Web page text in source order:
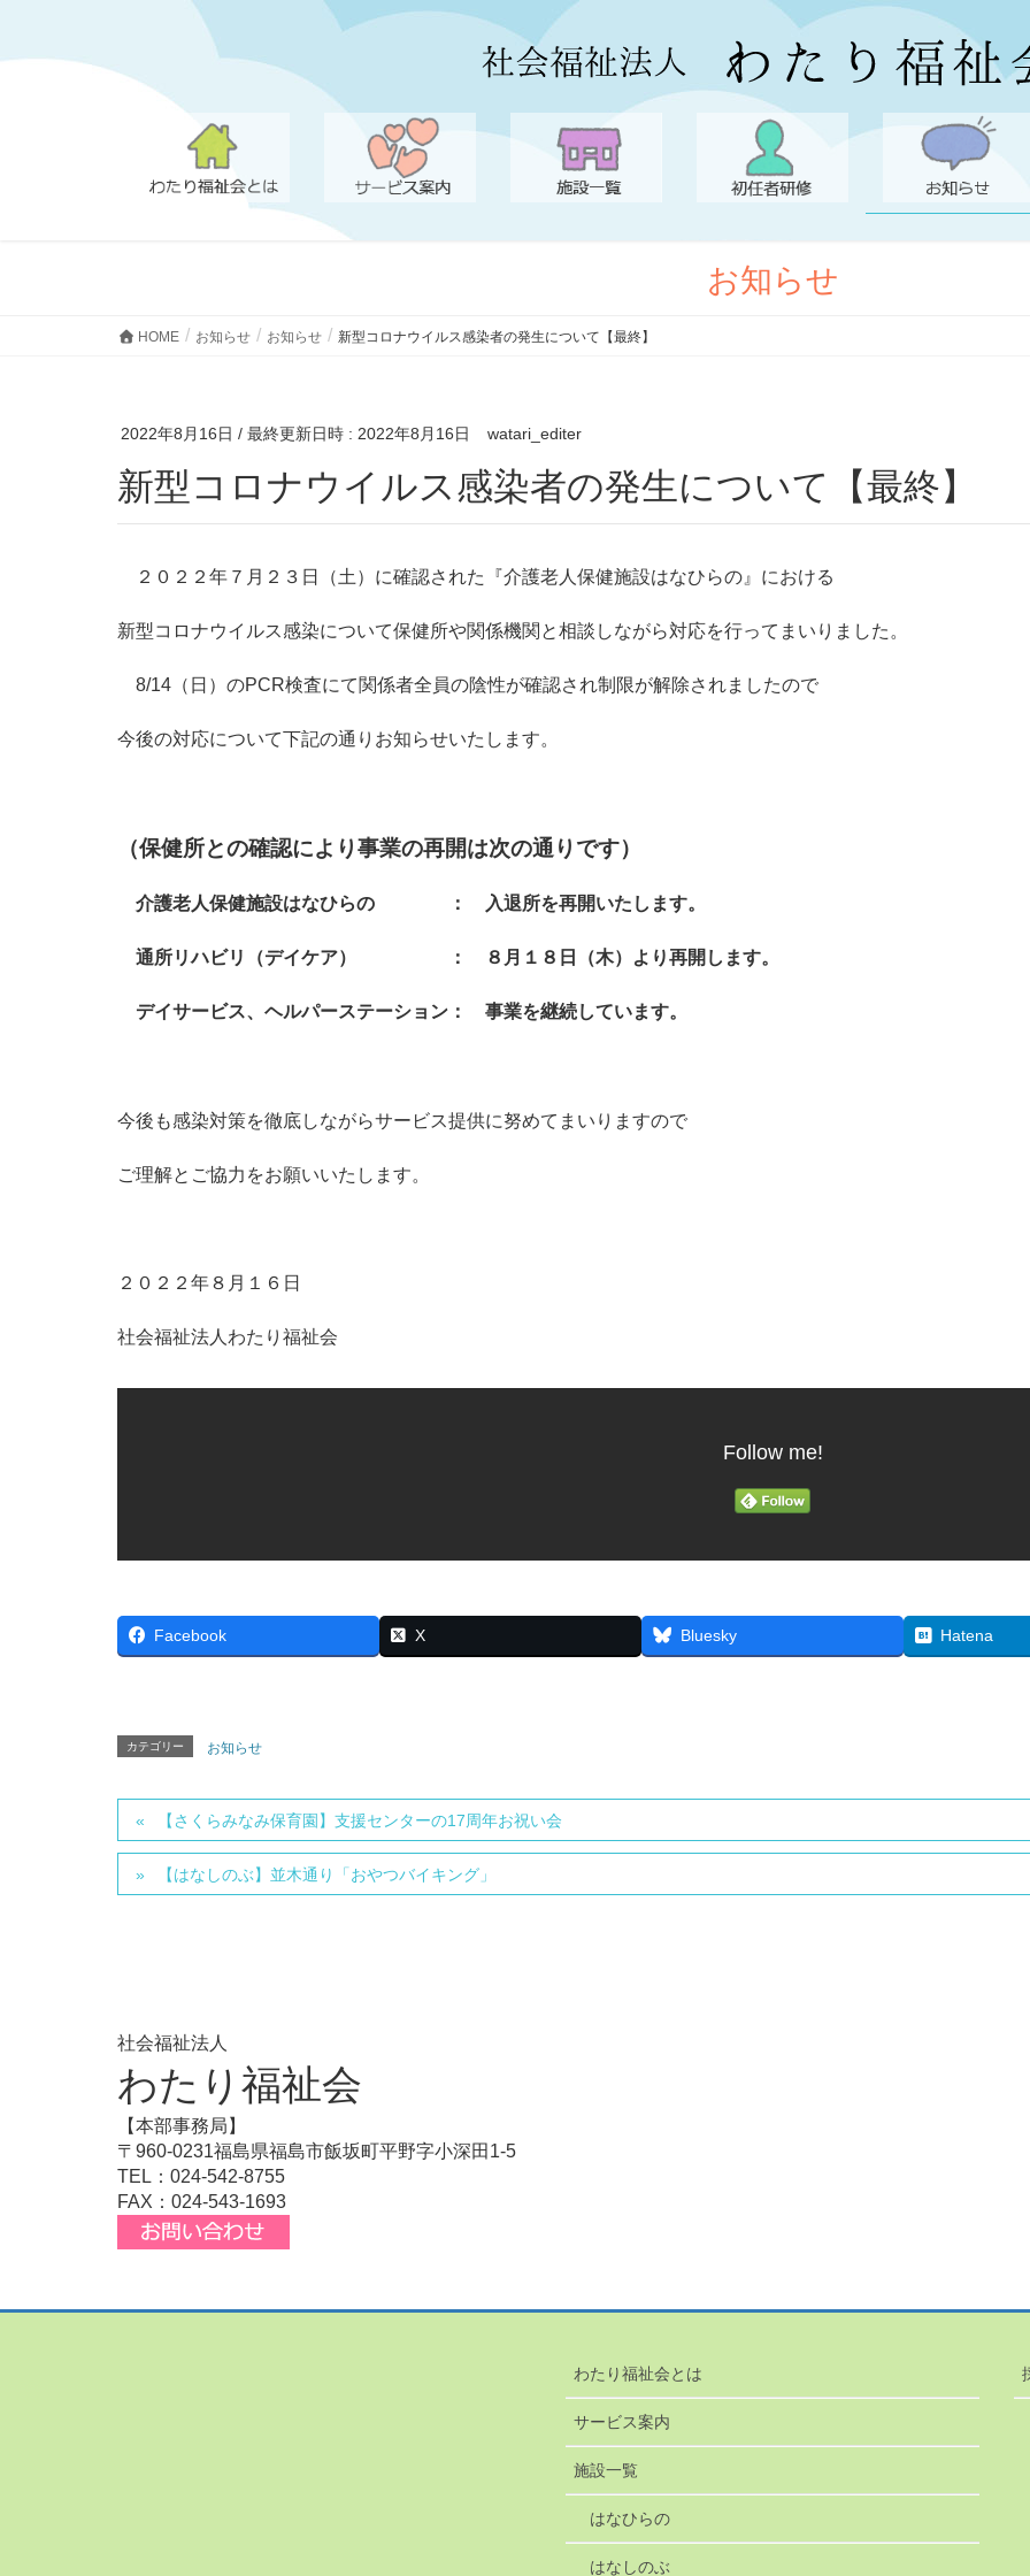
お知らせ
HOME お知らせ お知らせ 新型コロナウイルス感染者の発生について【最終】
2022年8月16日 / 最終更新日時 : 2022年8月16日 watari_editer
新型コロナウイルス感染者の発生について【最終】
２０２２年７月２３日（土）に確認された『介護老人保健施設はなひらの』における
新型コロナウイルス感染について保健所や関係機関と相談しながら対応を行ってまいりました。
8/14（日）のPCR検査にて関係者全員の陰性が確認され制限が解除されましたので
今後の対応について下記の通りお知らせいたします。
（保健所との確認により事業の再開は次の通りです）
介護老人保健施設はなひらの ： 入退所を再開いたします。
通所リハビリ（デイケア） ： ８月１８日（木）より再開します。
デイサービス、ヘルパーステーション： 事業を継続しています。
今後も感染対策を徹底しながらサービス提供に努めてまいりますので
ご理解とご協力をお願いいたします。
２０２２年８月１６日
社会福祉法人わたり福祉会
Follow me!
Facebook X Bluesky Hatena
カテゴリー お知らせ
【さくらみなみ保育園】支援センターの17周年お祝い会
【はなしのぶ】並木通り「おやつバイキング」
社会福祉法人
わたり福祉会
【本部事務局】
〒960-0231福島県福島市飯坂町平野字小深田1-5
TEL：024-542-8755
FAX：024-543-1693
わたり福祉会とは
サービス案内
施設一覧
はなひらの
はなしのぶ